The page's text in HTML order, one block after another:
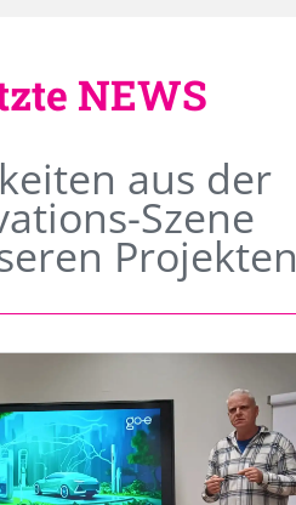
NEWS
aus der
Szene
Projekten